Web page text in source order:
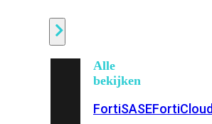
Alle
bekijken
FortiSASEFortiCloud